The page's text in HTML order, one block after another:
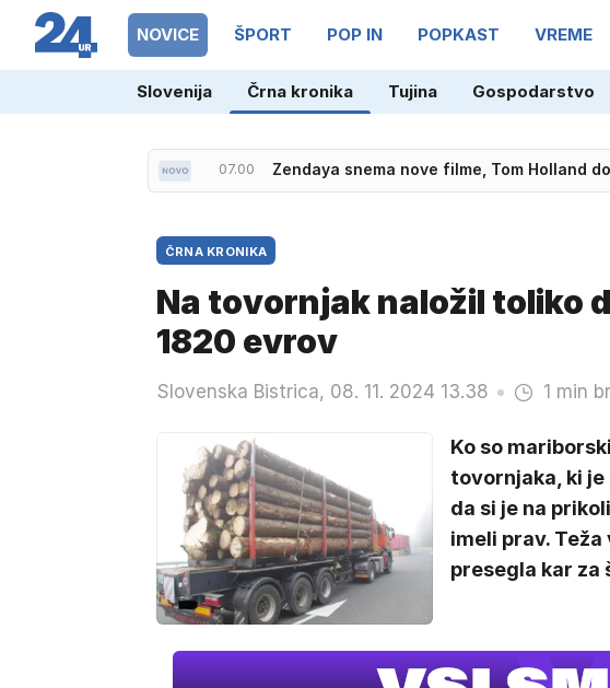
NOVICE ŠPORT POP IN POPKAST VREME
Slovenija Črna kronika Tujina Gospodarstvo
07.00 Zendaya snema nove filme, Tom Holland
07.00 'Tisti trenutek, ko sta vstopili v vozilo
ČRNA KRONIKA
Na tovornjak naložil toliko
1820 evrov
Slovenska Bistrica, 08. 11. 2024 13.38 1 min
Ko so
tovornjaka, ki je
da si je na
imeli prav.
presegla kar za